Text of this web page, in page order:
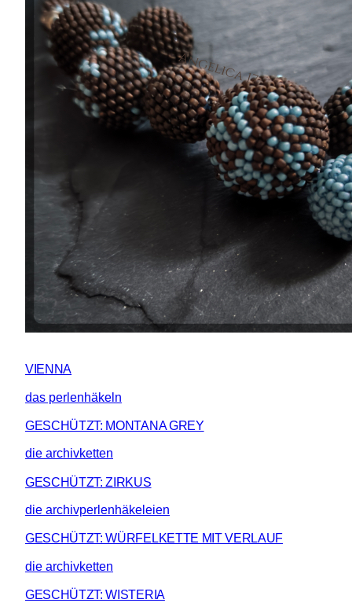
VIENNA
das perlenhäkeln
GESCHÜTZT: MONTANA GREY
die archivketten
GESCHÜTZT: ZIRKUS
die archivperlenhäkeleien
GESCHÜTZT: WÜRFELKETTE MIT VERLAUF
die archivketten
GESCHÜTZT: WISTERIA